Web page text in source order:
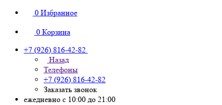
0 Избранное
0 Корзина
+7 (926) 816-42-82
Назад
Телефоны
+7 (926) 816-42-82
Заказать звонок
ежедневно с 10:00 до 21:00